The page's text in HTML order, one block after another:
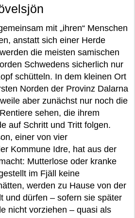
mit „ihren“ Menschen
anstatt sich einer Herde
die meisten samischen
Schwedens sicherlich nur
schütteln. In dem kleinen Ort
Norden der Provinz Dalarna
aber zunächst nur noch die
sehen, die ihrem
auf Schritt und Tritt folgen.
einer von vier
Kommune Idre, hat aus der
Mutterlose oder kranke
im Fjäll keine
werden zu Hause von der
und dürfen – sofern sie später
nicht vorziehen – quasi als